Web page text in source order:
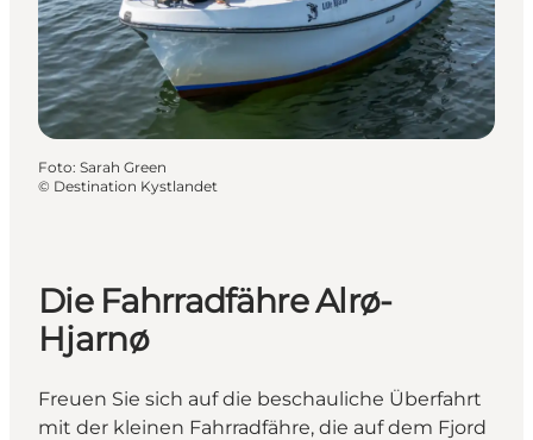
Foto: Sarah Green
© Destination Kystlandet
Die Fahrradfähre Alrø-
Hjarnø
Freuen Sie sich auf die beschauliche Überfahrt
mit der kleinen Fahrradfähre, die auf dem Fjord